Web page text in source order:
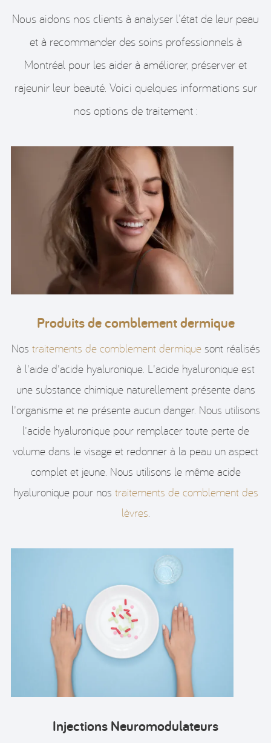
pot de cire.
clinique dans tous les domaines. Nous utilisons
des spatules de cire jetables et nous ne
pratiquons JAMAIS le double trempage.
Nous aidons nos clients à analyser l'état de leur peau
et à recommander des soins professionnels à
Montréal pour les aider à améliorer, préserver et
rajeunir leur beauté. Voici quelques informations sur
nos options de traitement :
Produits de comblement dermique
Nos traitements de comblement dermiquesont réalisés
à l'aide d'acide hyaluronique. L'acide hyaluronique est
une substance chimique naturellement présente dans
l'organisme et ne présente aucun danger. Nous utilisons
l'acide hyaluronique pour remplacer toute perte de
volume dans le visage et redonner à la peau un aspect
complet et jeune. Nous utilisons le même acide
hyaluronique pour nos traitements de comblement des
lèvres.
Injections Neuromodulateurs